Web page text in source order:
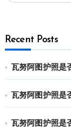
Recent Posts
瓦努阿图护照是
瓦努阿图护照是
瓦努阿图护照是